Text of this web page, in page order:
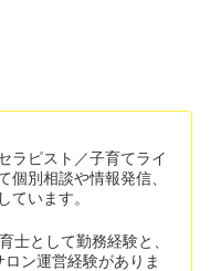
ラピスト／子育てライ
個別相談や情報発信、
ています。
士として勤務経験と、
ン運営経験がありま